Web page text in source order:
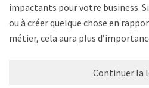
impactants pour votre business. Si
ou à créer quelque chose en
métier, cela aura plus
Continuer la